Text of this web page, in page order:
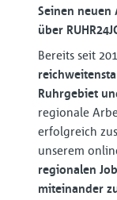
Seinen neuen
über
Bereits seit
Ruhrgebiet
regionale
erfolgreich
unserem
regionalen
miteinander